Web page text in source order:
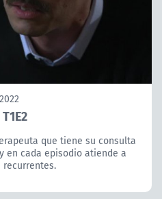
que tiene su consulta
en cada episodio atiende a